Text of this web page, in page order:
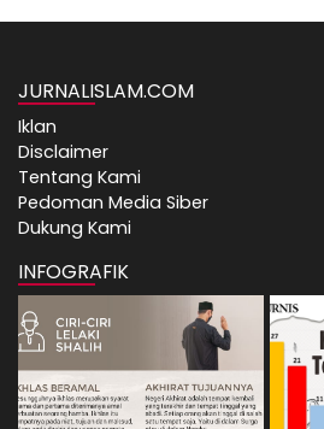
JURNALISLAM.COM
Iklan
Disclaimer
Tentang Kami
Pedoman Media Siber
Dukung Kami
INFOGRAFIK